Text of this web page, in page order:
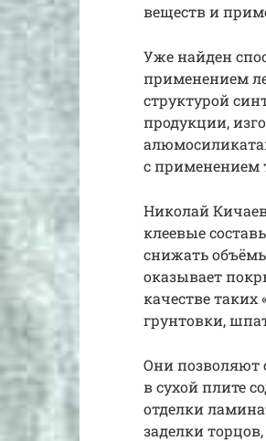
веществ и
Уже найден
применением
структурой
продукции,
с применением
Николай
клеевые
снижать
оказывает
качестве
грунтовки,
Они позволяют
в сухой плите
отделки
заделки